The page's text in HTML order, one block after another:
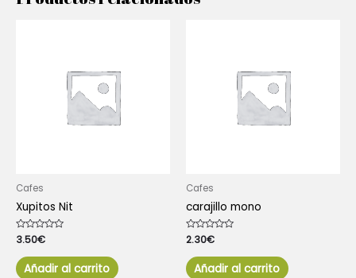
Cafes
Xupitos Nit
Valorado
con
de
5
3.50€
Añadir al carrito
Cafes
carajillo mono
Valorado
con
de
5
2.30€
Añadir al carrito